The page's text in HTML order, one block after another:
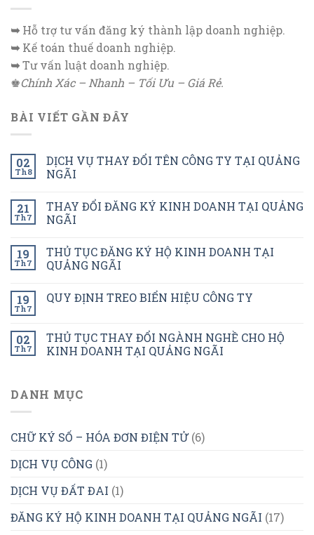
➥Hỗ trợ tư vấn đăng ký thành lập doanh nghiệp.
➥Kế toán thuế doanh nghiệp.
➥Tư vấn luật doanh nghiệp.
♚Chính Xác – Nhanh – Tối Ưu – Giá Rẻ.
BÀI VIẾT GẦN ĐÂY
02
Th8
DỊCH VỤ THAY ĐỔI TÊN CÔNG TY TẠI QUẢNG
NGÃI
21
Th7
THAY ĐỔI ĐĂNG KÝ KINH DOANH TẠI QUẢNG
NGÃI
19
Th7
THỦ TỤC ĐĂNG KÝ HỘ KINH DOANH TẠI
QUẢNG NGÃI
19
Th7
QUY ĐỊNH TREO BIỂN HIỆU CÔNG TY
02
Th7
THỦ TỤC THAY ĐỔI NGÀNH NGHỀ CHO HỘ
KINH DOANH TẠI QUẢNG NGÃI
DANH MỤC
CHỮ KÝ SỐ – HÓA ĐƠN ĐIỆN TỬ(6)
DỊCH VỤ CÔNG (1)
DỊCH VỤ ĐẤT ĐAI (1)
ĐĂNG KÝ HỘ KINH DOANH TẠI QUẢNG NGÃI (17)